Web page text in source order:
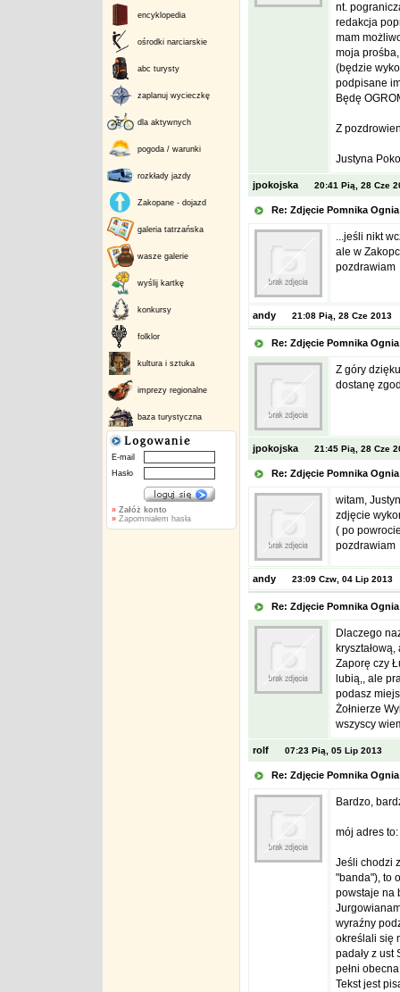
encyklopedia
ośrodki narciarskie
abc turysty
zaplanuj wycieczkę
dla aktywnych
pogoda / warunki
rozkłady jazdy
Zakopane - dojazd
galeria tatrzańska
wasze galerie
wyślij kartkę
konkursy
folklor
kultura i sztuka
imprezy regionalne
baza turystyczna
E-mail
Hasło
» Załóż konto
»Zapomniałem hasła
nt.
redakcja
mam
moja
(będzie
podpisane
Będę
Z
Justyna
jpokojska 20:41 Pią, 28 Cze
Re: Zdjęcie Pomnika
...jeśli nikt
ale w
pozdrawiam
andy 21:08 Pią, 28 Cze 2013
Re: Zdjęcie Pomnika
Z góry
dostanę
jpokojska 21:45 Pią, 28 Cze
Re: Zdjęcie Pomnika
witam,
zdjęcie
( po
pozdrawiam
andy 23:09 Czw, 04 Lip 2013
Re: Zdjęcie Pomnika
Dlaczego
Zaporę czy
lubią,, ale
podasz
Żołnierze
wszyscy
rolf 07:23 Pią, 05 Lip 2013
Re: Zdjęcie Pomnika
Bardzo,
mój adres
Jeśli chodzi
"banda"), to
powstaje na
wyraźny
określali się
padały z ust
pełni
Tekst jest